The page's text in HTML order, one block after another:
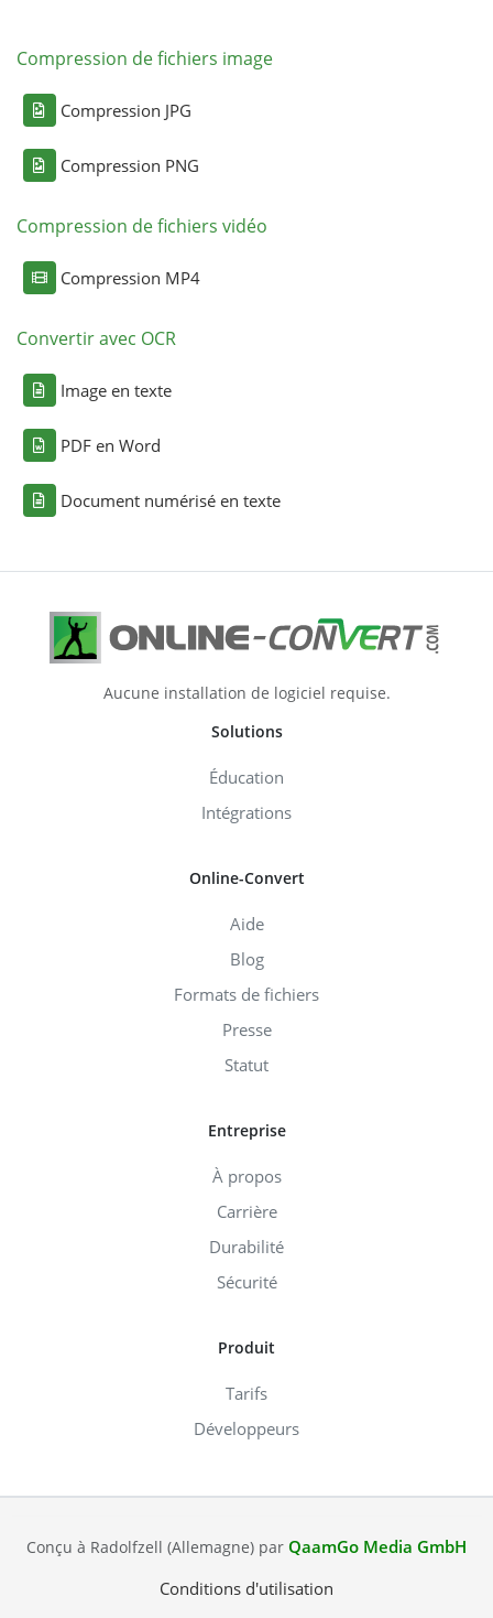
Compression de fichiers image
Compression JPG
Compression PNG
Compression de fichiers vidéo
Compression MP4
Convertir avec OCR
Image en texte
PDF en Word
Document numérisé en texte
Aucune installation de logiciel requise.
Solutions
Éducation
Intégrations
Online-Convert
Aide
Blog
Formats de fichiers
Presse
Statut
Entreprise
À propos
Carrière
Durabilité
Sécurité
Produit
Tarifs
Développeurs
Conçu à Radolfzell (Allemagne) par QaamGo Media GmbH
Conditions d'utilisation